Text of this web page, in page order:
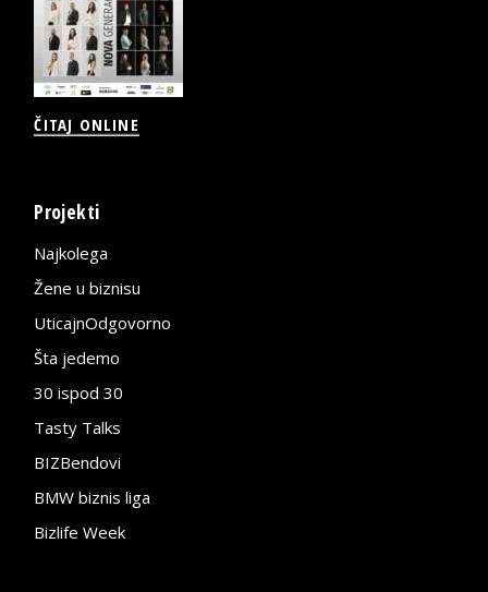
ČITAJ ONLINE
Projekti
Najkolega
Žene u biznisu
UticajnOdgovorno
Šta jedemo
30 ispod 30
Tasty Talks
BIZBendovi
BMW biznis liga
Bizlife Week